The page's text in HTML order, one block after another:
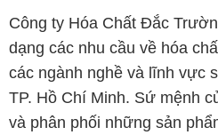
Công ty Hóa Chất Đắc
dạng các nhu cầu về hóa
các ngành nghề và lĩnh vực
TP. Hồ Chí Minh. Sứ mệnh
và phân phối những sản